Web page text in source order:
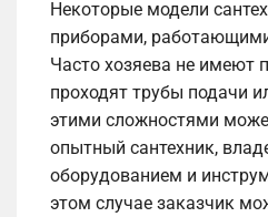
Некоторые модели
приборами,
Часто хозяева не имеют
проходят трубы подачи
этими сложностями
опытный сантехник,
оборудованием и
этом случае заказчик